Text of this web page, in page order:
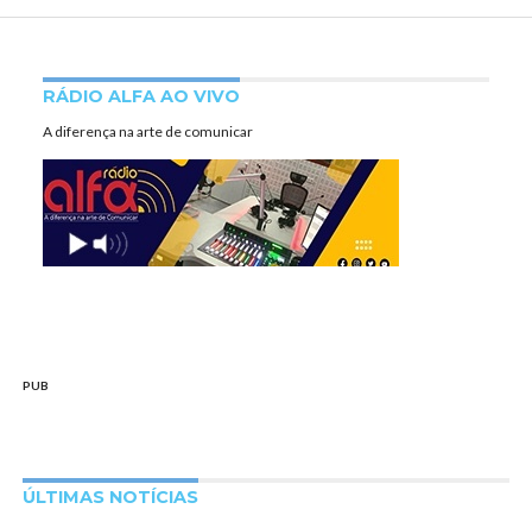
RÁDIO ALFA AO VIVO
A diferença na arte de comunicar
PUB
ÚLTIMAS NOTÍCIAS